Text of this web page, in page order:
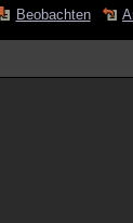
Beobachten